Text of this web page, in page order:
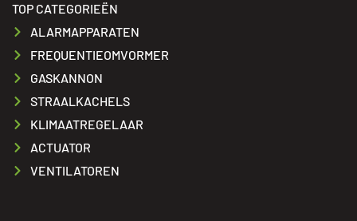
TOP CATEGORIEËN
ALARMAPPARATEN
FREQUENTIEOMVORMER
GASKANNON
STRAALKACHELS
KLIMAATREGELAAR
ACTUATOR
VENTILATOREN